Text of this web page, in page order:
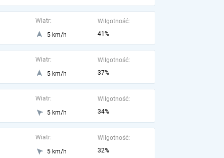
Wiatr:
5 km/h
Wilgotność:
41%
Wiatr:
5 km/h
Wilgotność:
37%
Wiatr:
5 km/h
Wilgotność:
34%
Wiatr:
5 km/h
Wilgotność:
32%